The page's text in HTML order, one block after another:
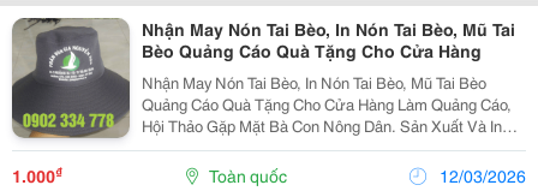
Nhận May Nón Tai Bèo, In Nón Tai Bèo, Mũ Tai
Bèo Quảng Cáo Quà Tặng Cho Cửa Hàng
Nhận May Nón Tai Bèo, In Nón Tai Bèo, Mũ Tai Bèo
Quảng Cáo Quà Tặng Cho Cửa Hàng Làm Quảng Cáo,
Hội Thảo Gặp Mặt Bà Con Nông Dân. Sản Xuất Và In
May Trực Tiếp Không Qua Trung Gian Nón Tai Bèo Chỉ
Từ 17K Nón Kết Chỉ Từ 12K Đảm Bảo Giá Thành...
1.000₫ Toàn quốc 12/03/2026